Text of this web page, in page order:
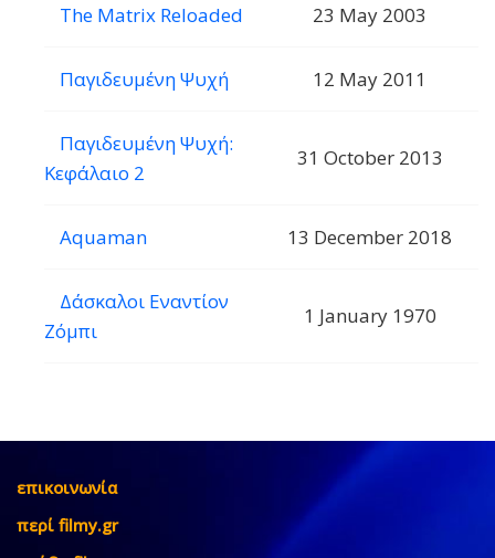
The Matrix Reloaded 23 May 2003
Παγιδευμένη Ψυχή 12 May 2011
Παγιδευμένη Ψυχή:
Κεφάλαιο 2
31 October 2013
Aquaman 13 December 2018
Δάσκαλοι Εναντίον
Ζόμπι
1 January 1970
επικοινωνία
περί filmy.gr